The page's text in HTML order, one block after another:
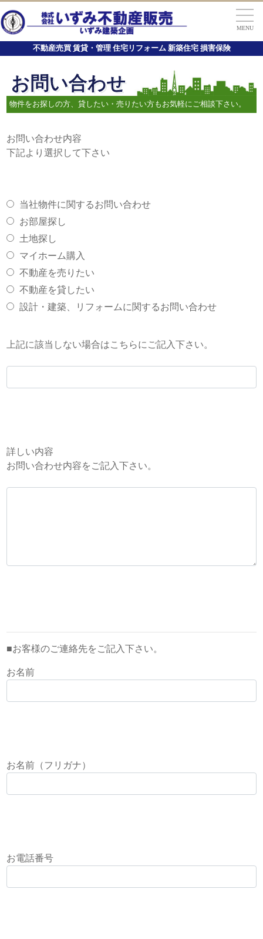
MENU
不動産売買 賃貸・管理 住宅リフォーム 新築住宅 損害保険
お問い合わせ
物件をお探しの方、貸したい・売りたい方もお気軽にご相談下さい。
お問い合わせ内容
下記より選択して下さい
当社物件に関するお問い合わせ
お部屋探し
土地探し
マイホーム購入
不動産を売りたい
不動産を貸したい
設計・建築、リフォームに関するお問い合わせ
上記に該当しない場合はこちらにご記入下さい。
詳しい内容
お問い合わせ内容をご記入下さい。
■お客様のご連絡先をご記入下さい。
お名前
お名前（フリガナ）
お電話番号